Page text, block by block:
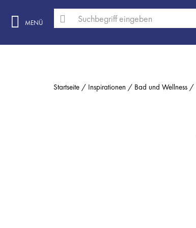
MENÜ
Startseite Inspirationen Bad und Wellness